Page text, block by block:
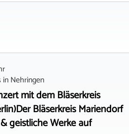
inNehringen
mit dem Bläserkreis
Bläserkreis Mariendorf
geistliche Werke auf